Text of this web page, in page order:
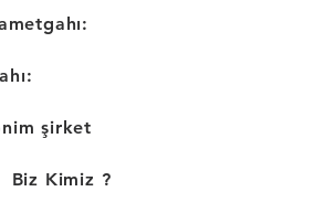
şirket
Biz Kimiz ?